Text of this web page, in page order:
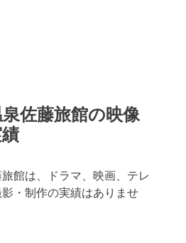
佐藤旅館の映像
館は、ドラマ、映画、テレ
・制作の実績はありませ